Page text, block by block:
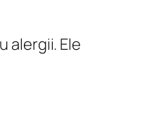
alergii. Ele